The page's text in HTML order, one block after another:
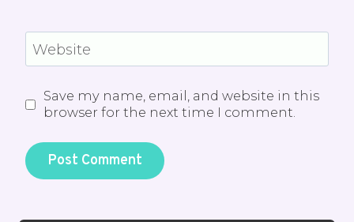
Website
Save my name, email, and website in this
browser for the next time I comment.